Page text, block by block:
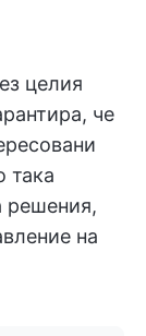
целия
че
така
решения,
на